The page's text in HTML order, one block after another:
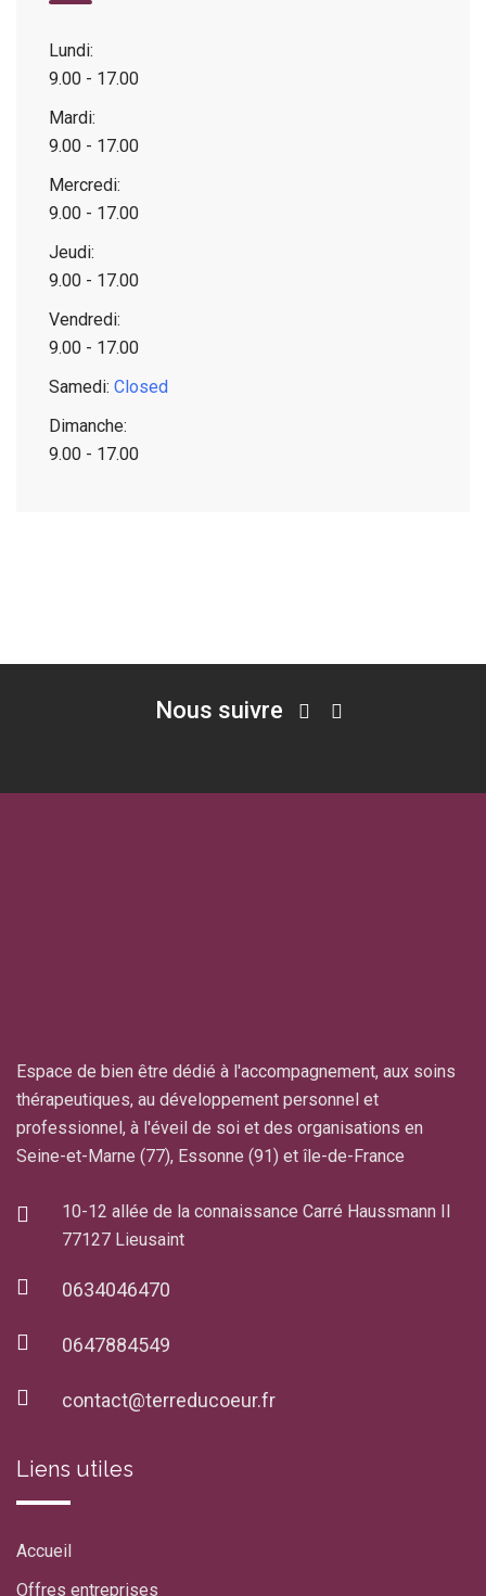
Lundi:
9.00 - 17.00
Mardi:
9.00 - 17.00
Mercredi:
9.00 - 17.00
Jeudi:
9.00 - 17.00
Vendredi:
9.00 - 17.00
Samedi: Closed
Dimanche:
9.00 - 17.00
Nous suivre
Espace de bien être dédié à l'accompagnement, aux soins
thérapeutiques, au développement personnel et
professionnel, à l'éveil de soi et des organisations en
Seine-et-Marne (77), Essonne (91) et île-de-France
10-12 allée de la connaissance Carré Haussmann II
77127 Lieusaint
0634046470
0647884549
contact@terreducoeur.fr
Liens utiles
Accueil
Offres entreprises